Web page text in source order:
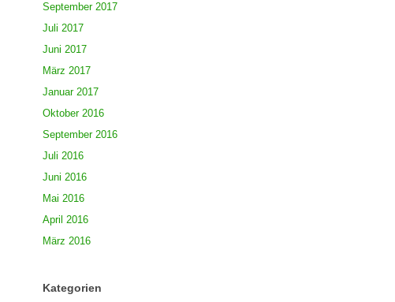
September 2017
Juli 2017
Juni 2017
März 2017
Januar 2017
Oktober 2016
September 2016
Juli 2016
Juni 2016
Mai 2016
April 2016
März 2016
Kategorien